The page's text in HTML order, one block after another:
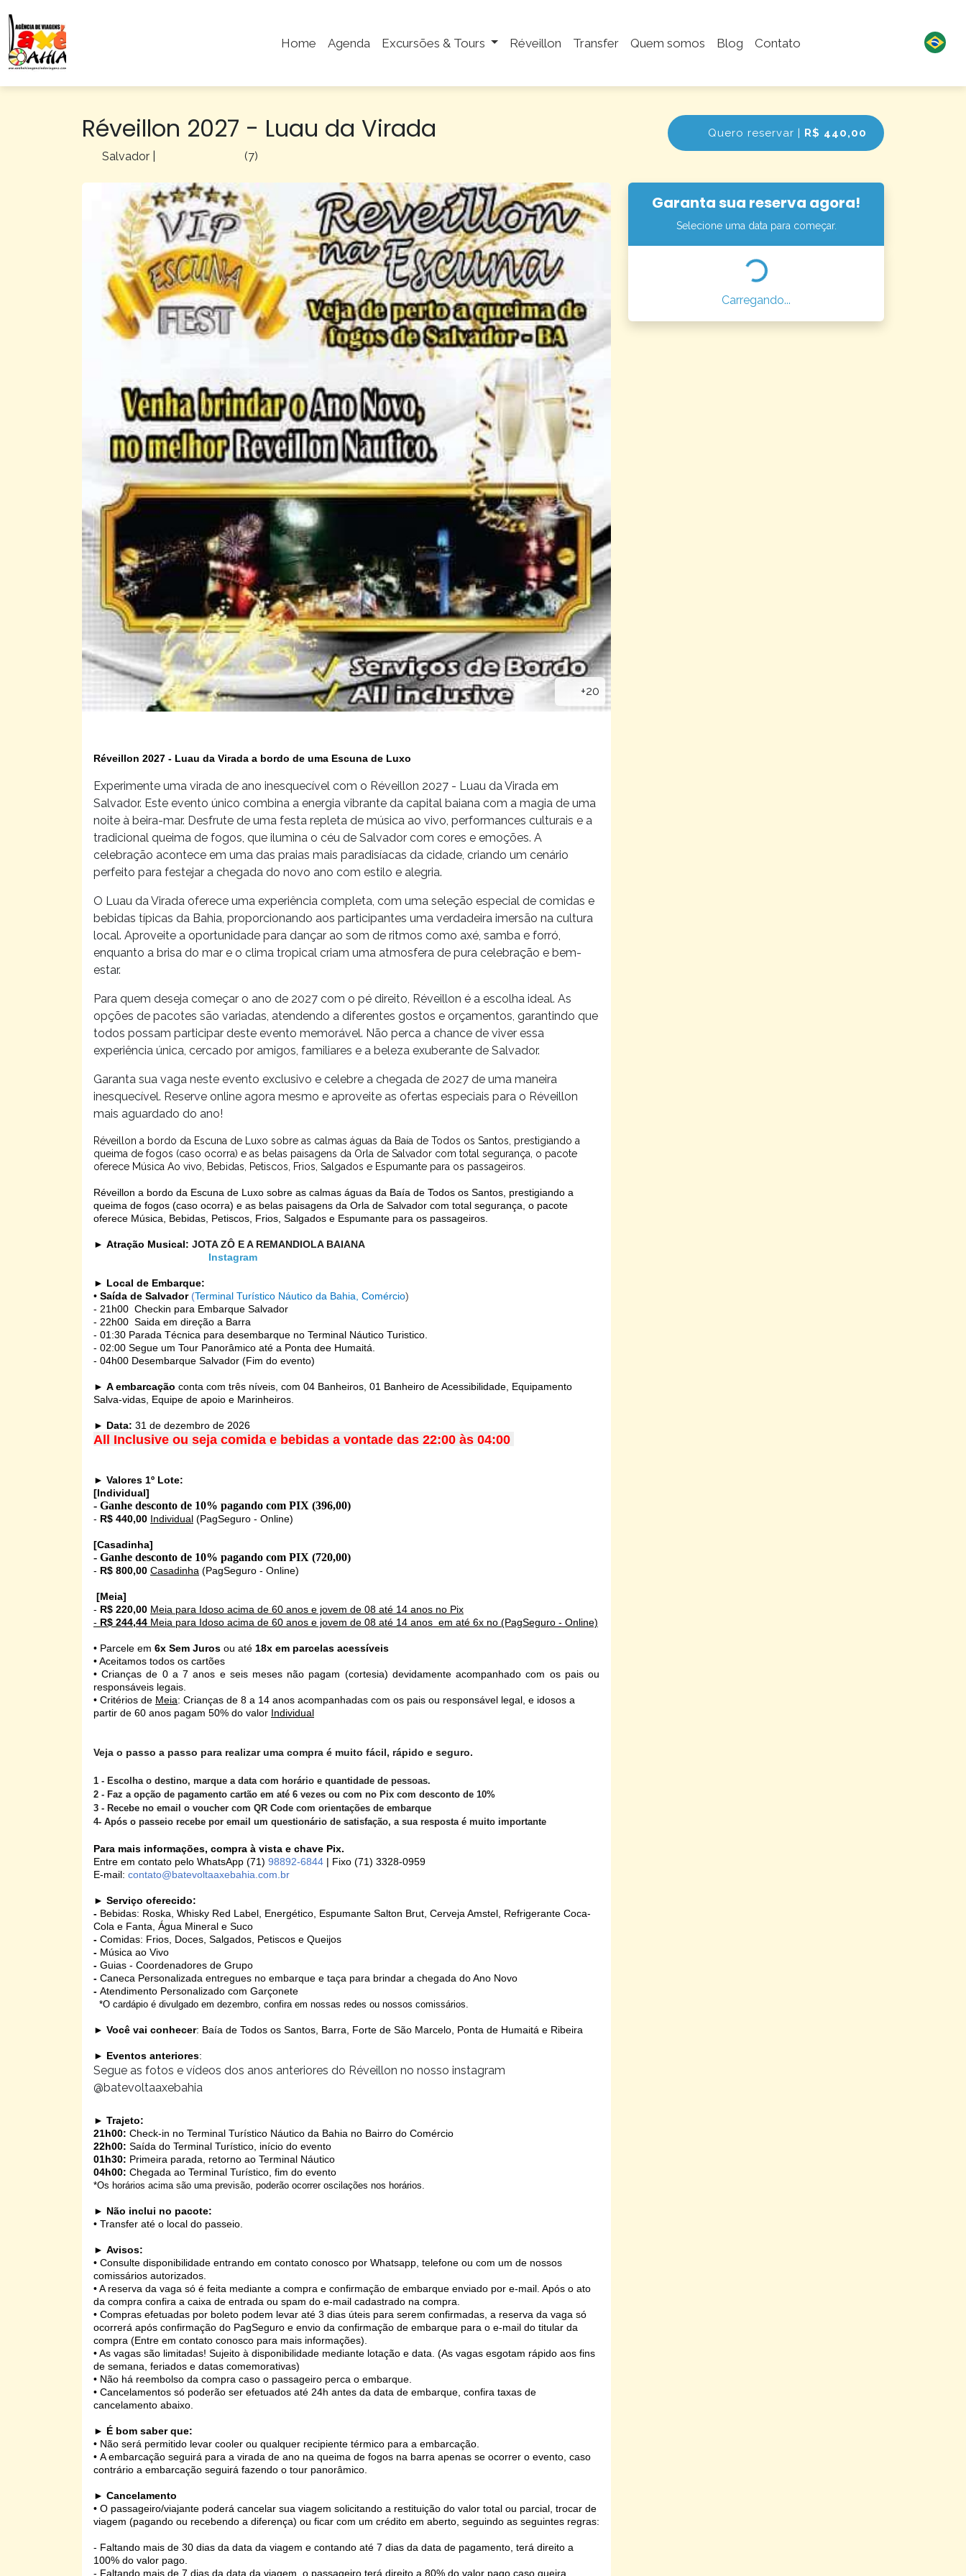
Home Agenda Excursões & Tours Réveillon Transfer Quem somos Blog Contato
Quero reservar | R$ 440,00
Réveillon 2027 - Luau da Virada
Salvador (7)
+20
Réveillon 2027 - Luau da Virada a bordo de uma Escuna de Luxo
Experimente uma virada de ano inesquecível com o Réveillon 2027 - Luau da Virada em
Salvador. Este evento único combina a energia vibrante da capital baiana com a magia de uma
noite à beira-mar. Desfrute de uma festa repleta de música ao vivo, performances culturais e a
tradicional queima de fogos, que ilumina o céu de Salvador com cores e emoções. A
celebração acontece em uma das praias mais paradisíacas da cidade, criando um cenário
perfeito para festejar a chegada do novo ano com estilo e alegria.
O Luau da Virada oferece uma experiência completa, com uma seleção especial de comidas e
bebidas típicas da Bahia, proporcionando aos participantes uma verdadeira imersão na cultura
local. Aproveite a oportunidade para dançar ao som de ritmos como axé, samba e forró,
enquanto a brisa do mar e o clima tropical criam uma atmosfera de pura celebração e bem-
estar.
Para quem deseja começar o ano de 2027 com o pé direito, Réveillon é a escolha ideal. As
opções de pacotes são variadas, atendendo a diferentes gostos e orçamentos, garantindo que
todos possam participar deste evento memorável. Não perca a chance de viver essa
experiência única, cercado por amigos, familiares e a beleza exuberante de Salvador.
Garanta sua vaga neste evento exclusivo e celebre a chegada de 2027 de uma maneira
inesquecível. Reserve online agora mesmo e aproveite as ofertas especiais para o Réveillon
mais aguardado do ano!
Réveillon a bordo da Escuna de Luxo sobre as calmas águas da Baía de Todos os Santos, prestigiando a
queima de fogos (caso ocorra) e as belas paisagens da Orla de Salvador com total segurança, o pacote
oferece Música Ao vivo, Bebidas, Petiscos, Frios, Salgados e Espumante para os passageiros.
Réveillon a bordo da Escuna de Luxo sobre as calmas águas da Baía de Todos os Santos, prestigiando a
queima de fogos (caso ocorra) e as belas paisagens da Orla de Salvador com total segurança, o pacote
oferece Música, Bebidas, Petiscos, Frios, Salgados e Espumante para os passageiros.
► Atração Musical: JOTA ZÔ E A REMANDIOLA BAIANA
Instagram
► Local de Embarque:
• Saída de Salvador (Terminal Turístico Náutico da Bahia, Comércio)
- 21h00 Checkin para Embarque Salvador
- 22h00 Saida em direção a Barra
- 01:30 Parada Técnica para desembarque no Terminal Náutico Turistico.
- 02:00 Segue um Tour Panorâmico até a Ponta dee Humaitá.
- 04h00 Desembarque Salvador (Fim do evento)
► A embarcação conta com três níveis, com 04 Banheiros, 01 Banheiro de Acessibilidade, Equipamento
Salva-vidas, Equipe de apoio e Marinheiros.
► Data: 31 de dezembro de 2026
All Inclusive ou seja comida e bebidas a vontade das 22:00 às 04:00
► Valores 1º Lote:
[Individual]
- Ganhe desconto de 10% pagando com PIX (396,00)
- R$ 440,00 Individual (PagSeguro - Online)
[Casadinha]
- Ganhe desconto de 10% pagando com PIX (720,00)
- R$ 800,00 Casadinha (PagSeguro - Online)
[Meia]
- R$ 220,00 Meia para Idoso acima de 60 anos e jovem de 08 até 14 anos no Pix
- R$ 244,44 Meia para Idoso acima de 60 anos e jovem de 08 até 14 anos em até 6x no (PagSeguro - Online)
• Parcele em 6x Sem Juros ou até 18x em parcelas acessíveis
• Aceitamos todos os cartões
•Crianças de 0 a 7 anos e seis meses não pagam (cortesia) devidamente acompanhado com os pais ou
responsáveis legais.
• Critérios de Meia: Crianças de 8 a 14 anos acompanhadas com os pais ou responsável legal, e idosos a
partir de 60 anos pagam 50% do valor Individual
Veja o passo a passo para realizar uma compra é muito fácil, rápido e seguro.
1 - Escolha o destino, marque a data com horário e quantidade de pessoas.
2 - Faz a opção de pagamento cartão em até 6 vezes ou com no Pix com desconto de 10%
3 - Recebe no email o voucher com QR Code com orientações de embarque
4- Após o passeio recebe por email um questionário de satisfação, a sua resposta é muito importante
Para mais informações, compra à vista e chave Pix.
Entre em contato pelo WhatsApp (71) 98892-6844 | Fixo (71) 3328-0959
E-mail: contato@batevoltaaxebahia.com.br
► Serviço oferecido:
- Bebidas: Roska, Whisky Red Label, Energético, Espumante Salton Brut, Cerveja Amstel, Refrigerante Coca-
Cola e Fanta, Água Mineral e Suco
- Comidas: Frios, Doces, Salgados, Petiscos e Queijos
- Música ao Vivo
- Guias - Coordenadores de Grupo
- Caneca Personalizada entregues no embarque e taça para brindar a chegada do Ano Novo
- Atendimento Personalizado com Garçonete
*O cardápio é divulgado em dezembro, confira em nossas redes ou nossos comissários.
► Você vai conhecer: Baía de Todos os Santos, Barra, Forte de São Marcelo, Ponta de Humaitá e Ribeira
► Eventos anteriores:
Segue as fotos e vídeos dos anos anteriores do Réveillon no nosso instagram
@batevoltaaxebahia
► Trajeto:
21h00: Check-in no Terminal Turístico Náutico da Bahia no Bairro do Comércio
22h00: Saída do Terminal Turístico, início do evento
01h30: Primeira parada, retorno ao Terminal Náutico
04h00: Chegada ao Terminal Turístico, fim do evento
*Os horários acima são uma previsão, poderão ocorrer oscilações nos horários.
► Não inclui no pacote:
• Transfer até o local do passeio.
► Avisos:
• Consulte disponibilidade entrando em contato conosco por Whatsapp, telefone ou com um de nossos
comissários autorizados.
• A reserva da vaga só é feita mediante a compra e confirmação de embarque enviado por e-mail. Após o ato
da compra confira a caixa de entrada ou spam do e-mail cadastrado na compra.
• Compras efetuadas por boleto podem levar até 3 dias úteis para serem confirmadas, a reserva da vaga só
ocorrerá após confirmação do PagSeguro e envio da confirmação de embarque para o e-mail do titular da
compra (Entre em contato conosco para mais informações).
• As vagas são limitadas! Sujeito à disponibilidade mediante lotação e data. (As vagas esgotam rápido aos fins
de semana, feriados e datas comemorativas)
• Não há reembolso da compra caso o passageiro perca o embarque.
• Cancelamentos só poderão ser efetuados até 24h antes da data de embarque, confira taxas de
cancelamento abaixo.
► É bom saber que:
• Não será permitido levar cooler ou qualquer recipiente térmico para a embarcação.
• A embarcação seguirá para a virada de ano na queima de fogos na barra apenas se ocorrer o evento, caso
contrário a embarcação seguirá fazendo o tour panorâmico.
► Cancelamento
• O passageiro/viajante poderá cancelar sua viagem solicitando a restituição do valor total ou parcial, trocar de
viagem (pagando ou recebendo a diferença) ou ficar com um crédito em aberto, seguindo as seguintes regras:
- Faltando mais de 30 dias da data da viagem e contando até 7 dias da data de pagamento, terá direito a
100% do valor pago.
- Faltando mais de 7 dias da data da viagem, o passageiro terá direito a 80% do valor pago caso queira
Garanta sua reserva agora!
Selecione uma data para começar.
Carregando...